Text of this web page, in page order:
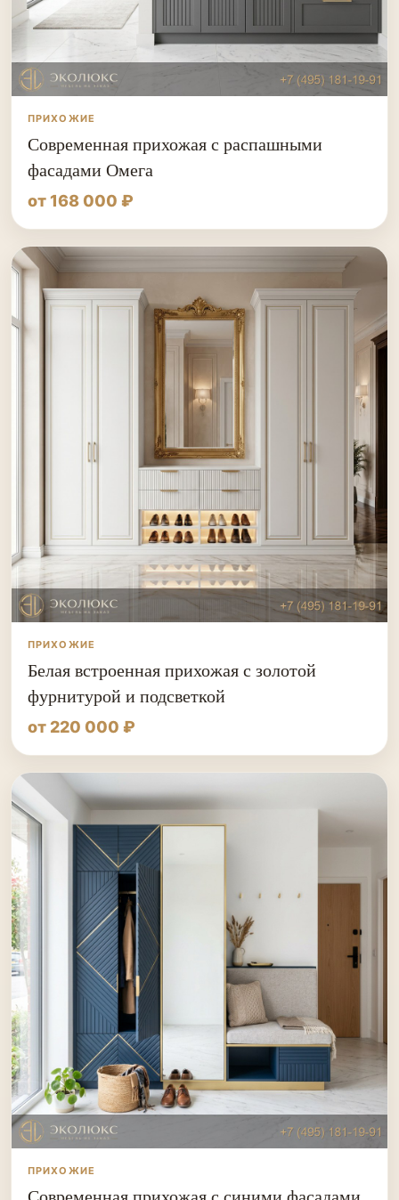
ПРИХОЖИЕ
Современная прихожая с распашными
фасадами Омега
от 168 000 ₽
ПРИХОЖИЕ
Белая встроенная прихожая с золотой
фурнитурой и подсветкой
от 220 000 ₽
ПРИХОЖИЕ